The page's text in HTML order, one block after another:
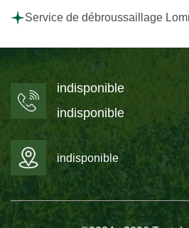
Service de débroussaillage
indisponible
indisponible
indisponible